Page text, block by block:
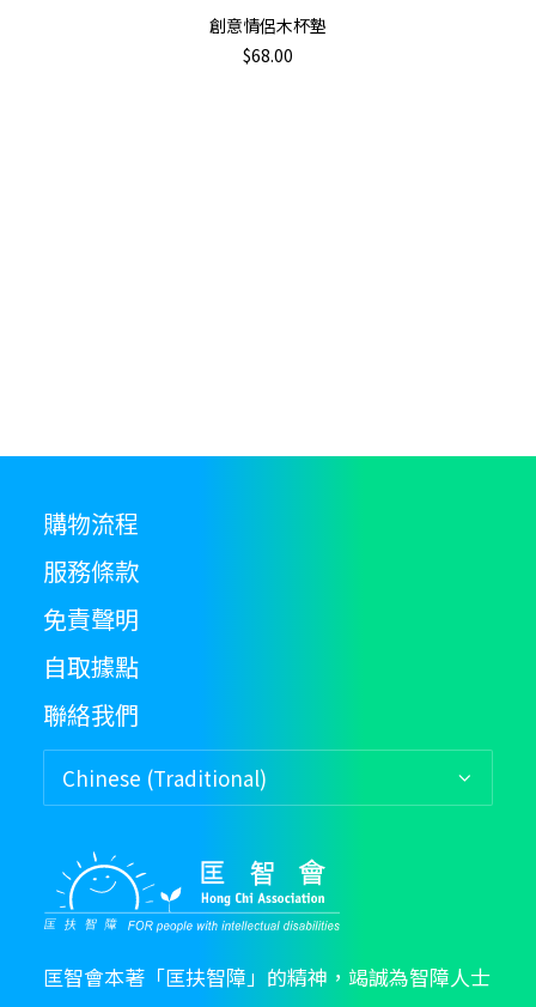
加入購物車
創意情侶木杯墊
$68.00
購物流程
服務條款
免責聲明
自取據點
聯絡我們
匡智會本著「匡扶智障」的精神，竭誠為智障人士